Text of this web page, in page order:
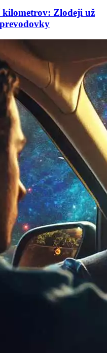
kilometrov: Zlodeji už